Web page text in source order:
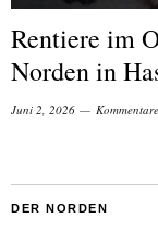
Rentiere im
Norden in
Juni 2, 2026
DER NORDEN